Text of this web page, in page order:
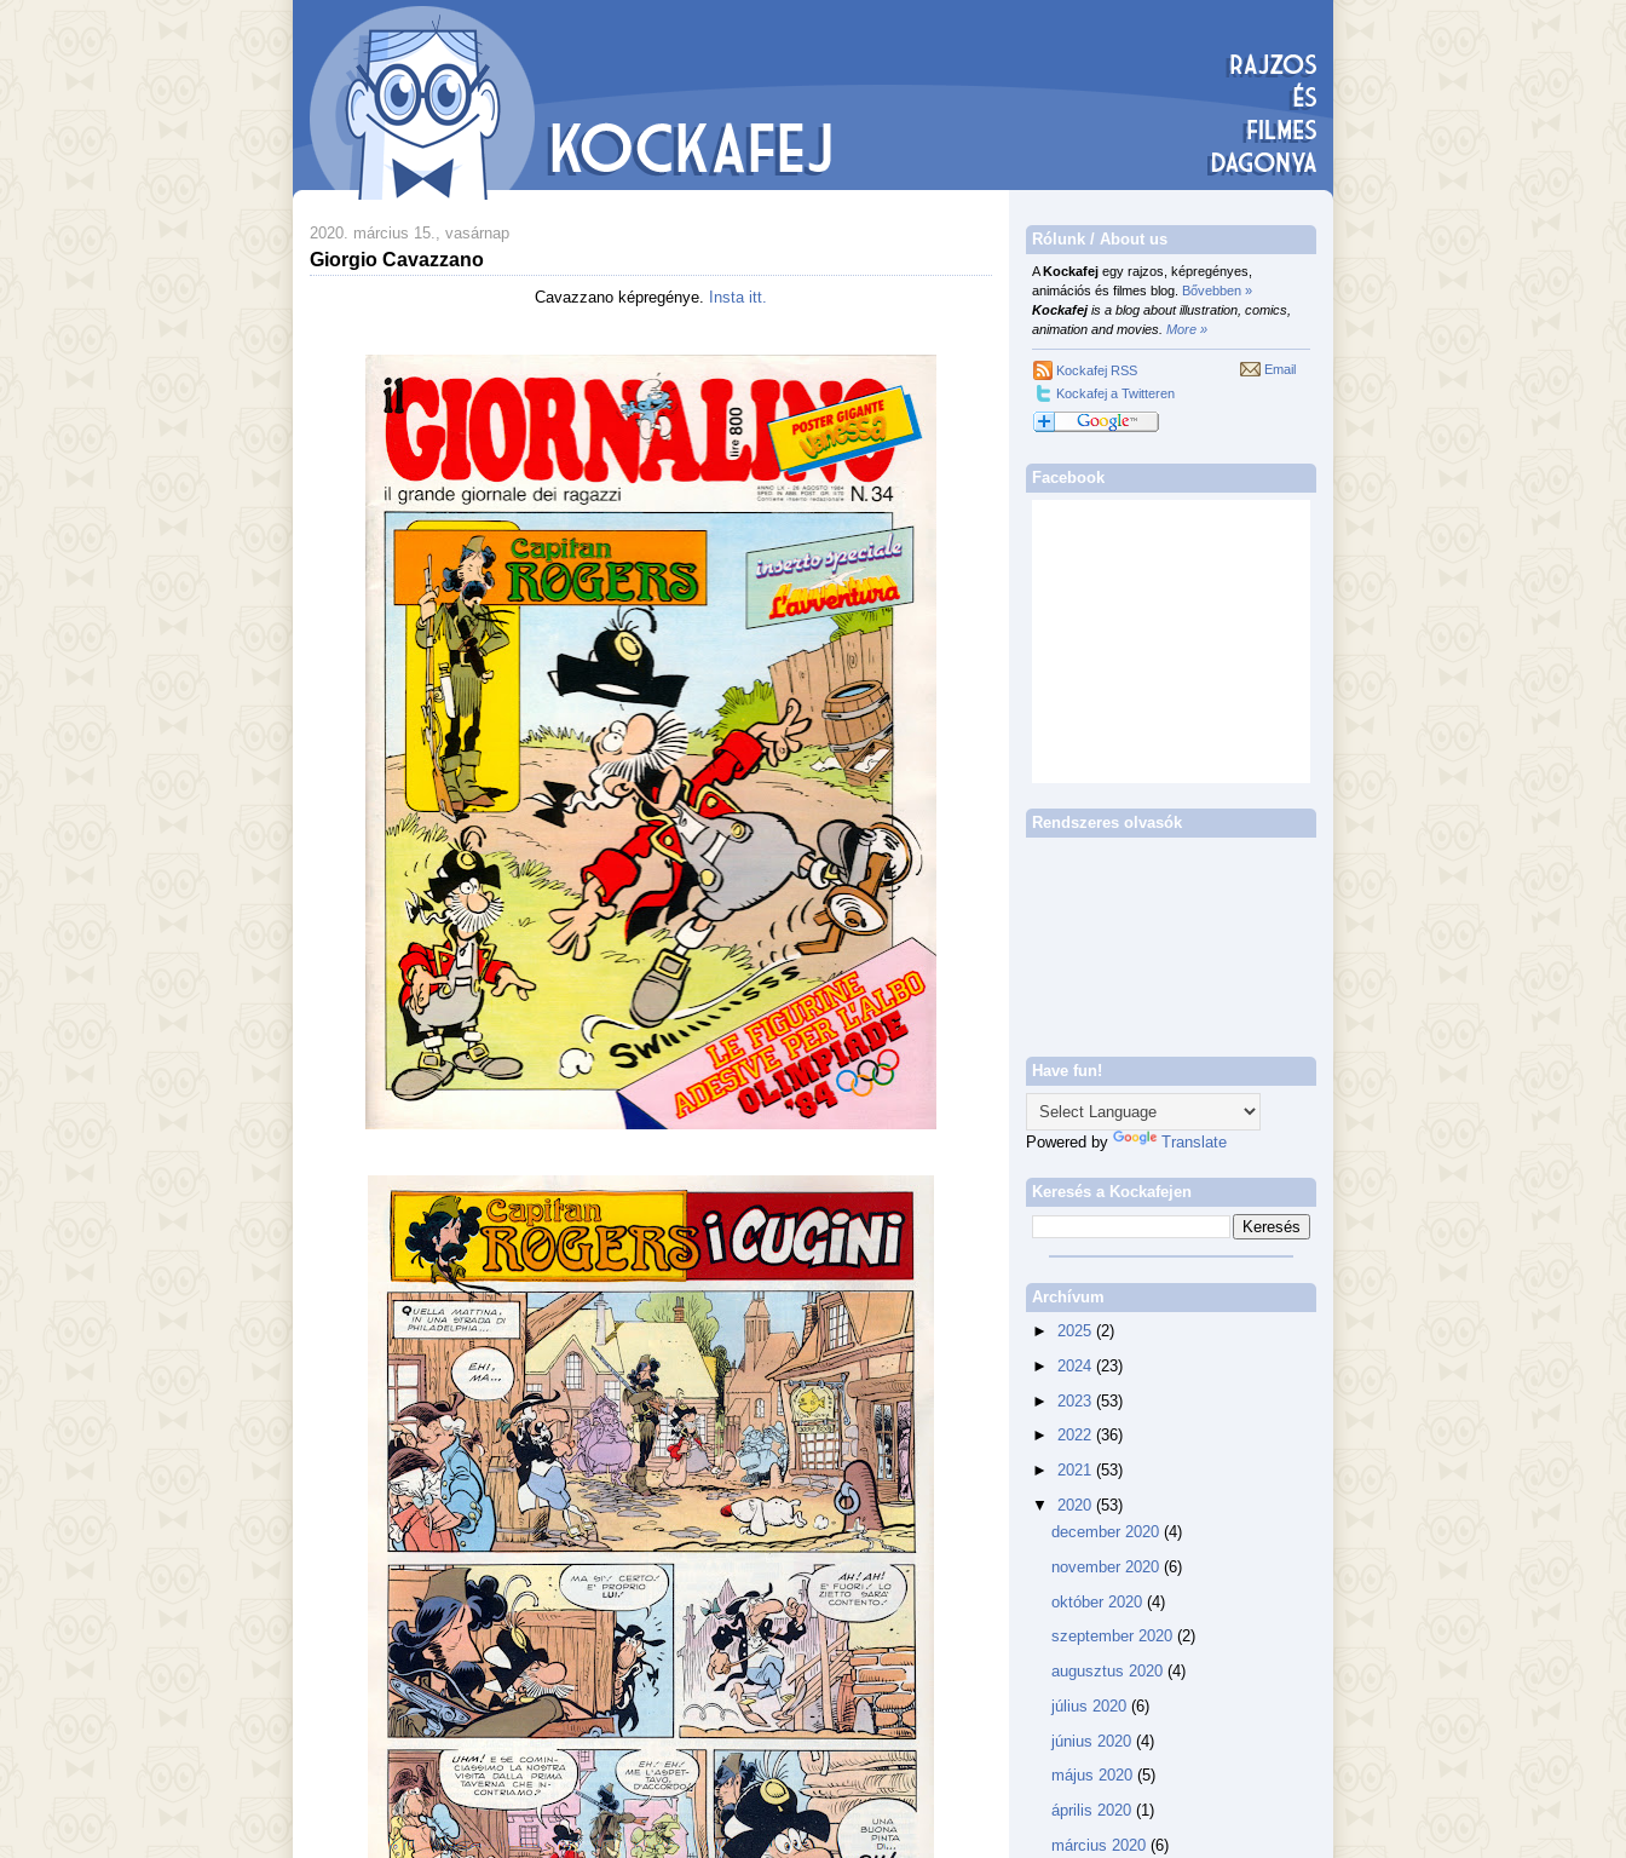
2020. március 15., vasárnap
Giorgio Cavazzano
Cavazzano képregénye. Insta itt.
Rólunk / About us
AKockafej egy rajzos, képregényes,
animációs és filmes blog. Bővebben »
Kockafejis a blog about illustration, comics,
animation and movies. More »
Kockafej RSS
Kockafej a Twitteren
Email
Facebook
Rendszeres olvasók
Have fun!
Powered by Translate
Keresés a Kockafejen
Archívum
► 2025 (2)
► 2024 (23)
► 2023 (53)
► 2022 (36)
► 2021 (53)
▼ 2020 (53)
december 2020 (4)
november 2020 (6)
október 2020 (4)
szeptember 2020 (2)
augusztus 2020 (4)
július 2020 (6)
június 2020 (4)
május 2020 (5)
április 2020 (1)
március 2020 (6)